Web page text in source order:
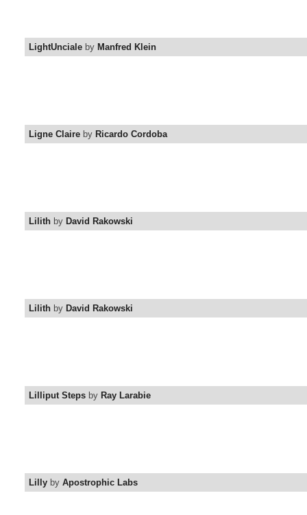
LightUnciale by Manfred Klein
Ligne Claire by Ricardo Cordoba
Lilith by David Rakowski
Lilith by David Rakowski
Lilliput Steps by Ray Larabie
Lilly by Apostrophic Labs